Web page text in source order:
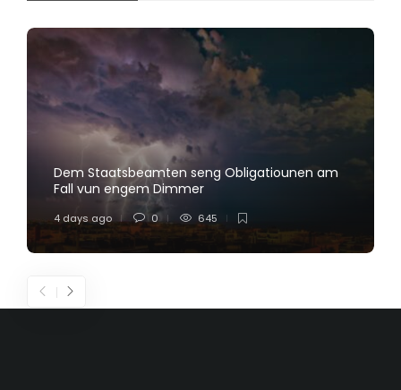
Dem Staatsbeamten seng Obligatiounen am
Fall vun engem Dimmer
4 days ago 0 645